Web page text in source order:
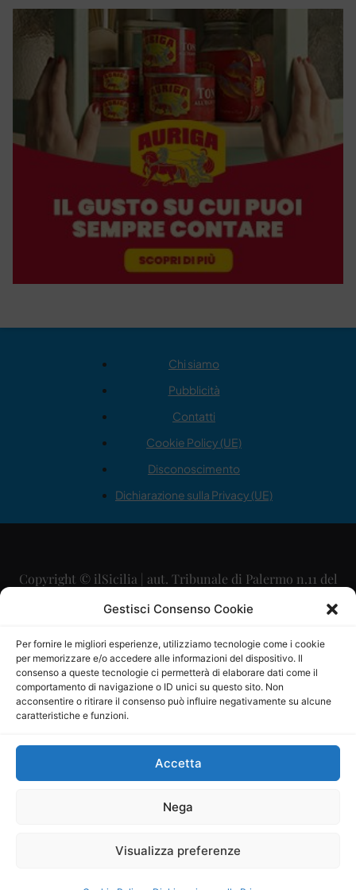
Gestisci Consenso Cookie
Per fornire le migliori esperienze, utilizziamo tecnologie come i cookie
per memorizzare e/o accedere alle informazioni del dispositivo. Il
consenso a queste tecnologie ci permetterà di elaborare dati come il
comportamento di navigazione o ID unici su questo sito. Non
acconsentire o ritirare il consenso può influire negativamente su alcune
caratteristiche e funzioni.
Accetta
Nega
Visualizza preferenze
Chi siamo
Pubblicità
Contatti
Cookie Policy (UE)
Disconoscimento
Dichiarazione sulla Privacy (UE)
Copyright © ilSicilia | aut. Tribunale di Palermo n.11 del
29/09/2015
Direttore Editoriale: Maurizio Scaglione
Direttore Responsabile: Maria Calabrese
P.IVA: 06334930820
Mercurio Comunicazione Società Cooperativa a r.l. è
iscritta al Registro degli Operatori di Comunicazione al
Sito gestito daLa Digitale srl–info@ladigitale.it